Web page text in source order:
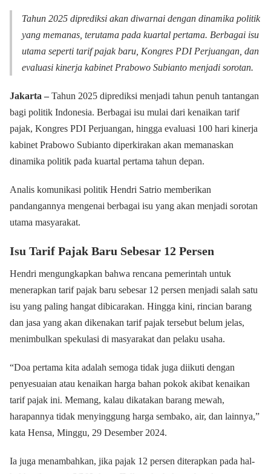
Tahun 2025 diprediksi akan diwarnai dengan dinamika politik
yang memanas, terutama pada kuartal pertama. Berbagai isu
utama seperti tarif pajak baru, Kongres PDI Perjuangan, dan
evaluasi kinerja kabinet Prabowo Subianto menjadi sorotan.
Jakarta – Tahun 2025 diprediksi menjadi tahun penuh tantangan
bagi politik Indonesia. Berbagai isu mulai dari kenaikan tarif
pajak, Kongres PDI Perjuangan, hingga evaluasi 100 hari kinerja
kabinet Prabowo Subianto diperkirakan akan memanaskan
dinamika politik pada kuartal pertama tahun depan.
Analis komunikasi politik Hendri Satrio memberikan
pandangannya mengenai berbagai isu yang akan menjadi sorotan
utama masyarakat.
Isu Tarif Pajak Baru Sebesar 12 Persen
Hendri mengungkapkan bahwa rencana pemerintah untuk
menerapkan tarif pajak baru sebesar 12 persen menjadi salah satu
isu yang paling hangat dibicarakan. Hingga kini, rincian barang
dan jasa yang akan dikenakan tarif pajak tersebut belum jelas,
menimbulkan spekulasi di masyarakat dan pelaku usaha.
“Doa pertama kita adalah semoga tidak juga diikuti dengan
penyesuaian atau kenaikan harga bahan pokok akibat kenaikan
tarif pajak ini. Memang, kalau dikatakan barang mewah,
harapannya tidak menyinggung harga sembako, air, dan lainnya,”
kata Hensa, Minggu, 29 Desember 2024.
Ia juga menambahkan, jika pajak 12 persen diterapkan pada hal-